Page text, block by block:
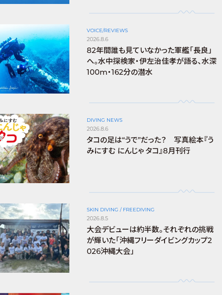
VOICE/REVIEWS
2026.8.6
82年間誰も見ていなかった軍艦「長良」
へ。水中探検家・伊左治佳孝が語る、水深
100m・162分の潜水
DIVING NEWS
2026.8.6
タコの足は“うで”だった？ 写真絵本『う
みにすむ にんじゃ タコ』8月刊行
SKIN DIVING / FREEDIVING
2026.8.5
大会デビューは約半数。それぞれの挑戦
が輝いた「沖縄フリーダイビングカップ2
026沖縄大会」